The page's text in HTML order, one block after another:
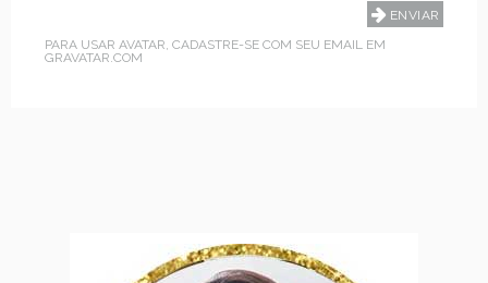
PARA USAR AVATAR, CADASTRE-SE COM SEU EMAIL EM
GRAVATAR.COM